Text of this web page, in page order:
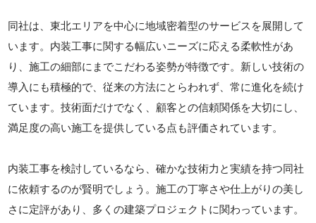
同社は、東北エリアを中心に地域密着型のサービスを展開して
います。内装工事に関する幅広いニーズに応える柔軟性があ
り、施工の細部にまでこだわる姿勢が特徴です。新しい技術の
導入にも積極的で、従来の方法にとらわれず、常に進化を続け
ています。技術面だけでなく、顧客との信頼関係を大切にし、
満足度の高い施工を提供している点も評価されています。
内装工事を検討しているなら、確かな技術力と実績を持つ同社
に依頼するのが賢明でしょう。施工の丁寧さや仕上がりの美し
さに定評があり、多くの建築プロジェクトに関わっています。